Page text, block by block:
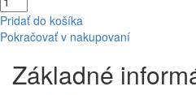
Pridať do košíka
Pokračovať v nakupovaní
Základné